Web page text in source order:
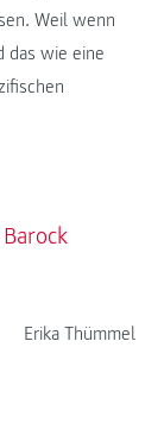
Weil wenn
das wie eine
Erika Thümmel